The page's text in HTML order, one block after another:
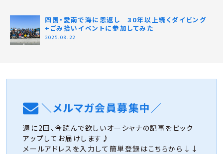
四国・愛南で海に恩返し 30年以上続くダイビング
+ごみ拾いイベントに参加してみた
2025.08.22
＼メルマガ会員募集中／
週に2回、今読んで欲しいオーシャナの記事をピック
アップしてお届けします♪
メールアドレスを入力して簡単登録はこちらから↓↓